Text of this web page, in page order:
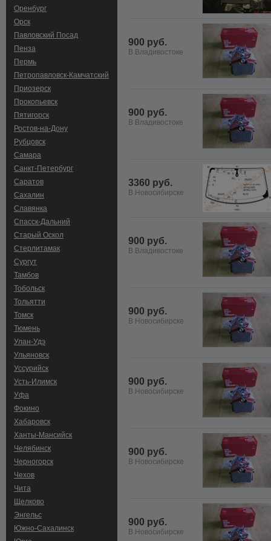
Оренбург
Орск
Павловский Посад
Пенза
Пермь
Петропавловск-Камчатский
Приозерск
Прокопьевск
Пятигорск
Ростов-на-Дону
Рубцовск
Самара
Санкт-Петербург
Саратов
Сахалин
Славянка
Спасск-Дальний
Старый Оскол
Стерлитамак
Сургут
Тамбов
Тобольск
Тольятти
Томск
Тюмень
Улан-Удэ
Ульяновск
Уссурийск
Усть-Илимск
Уфа
Фокино
Хабаровск
Ханты-Мансийск
Челябинск
Черногорск
Чехов
Чита
Щелково
Энгельс
Южно-Сахалинск
900 руб.
В Владивостоке
900 руб.
В Владивостоке
3360 руб.
В Новосибирске
900 руб.
В Владивостоке
900 руб.
В Новосибирске
900 руб.
В Новосибирске
900 руб.
В Новосибирске
900 руб.
В Новосибирске